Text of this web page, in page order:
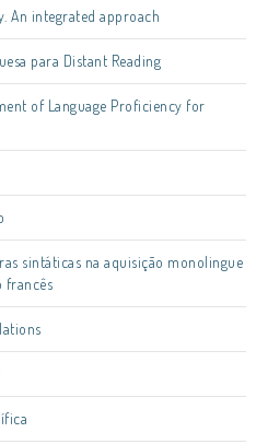
An integrated approach
para Distant Reading
of Language Proficiency for
sintáticas na aquisição monolingue
francês